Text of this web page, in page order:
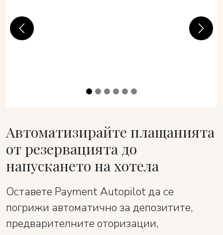
Previous Next
Автоматизирайте плащанията
от резервацията до
напускането на хотела
Оставете Payment Autopilot да се
погрижи автоматично за депозитите,
предварителните оторизации,